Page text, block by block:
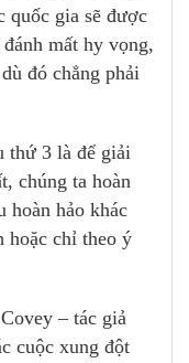
quốc gia sẽ được
mất hy vọng,
đó chẳng phải
thứ 3 là để giải
chúng ta hoàn
hoàn hảo khác
hoặc chỉ theo ý
– tác giả
cuộc xung đột